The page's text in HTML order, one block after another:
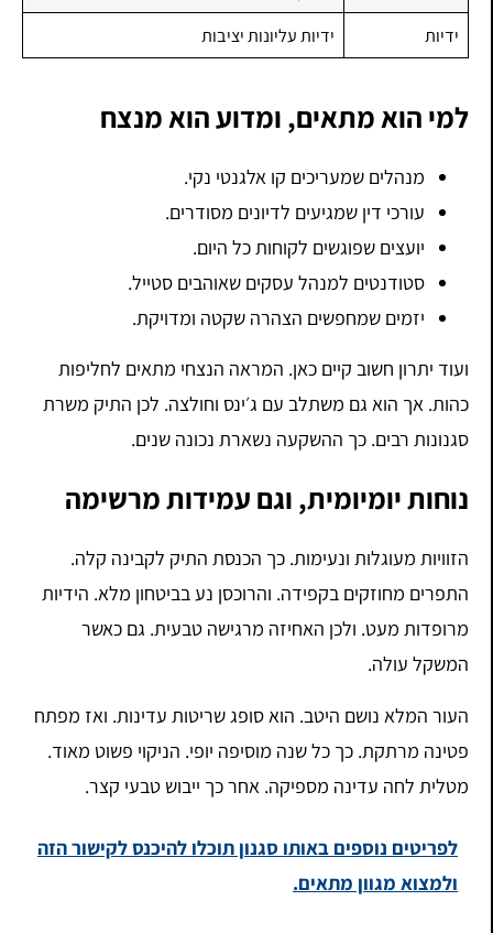
ידיות
ידיות עליונות יציבות
למי הוא מתאים, ומדוע הוא מנצח
מנהלים שמעריכים קו אלגנטי נקי.
עורכי דין שמגיעים לדיונים מסודרים.
יועצים שפוגשים לקוחות כל היום.
סטודנטים למנהל עסקים שאוהבים סטייל.
יזמים שמחפשים הצהרה שקטה ומדויקת.
ועוד יתרון חשוב קיים כאן. המראה הנצחי מתאים לחליפות
כהות. אך הוא גם משתלב עם ג׳ינס וחולצה. לכן התיק משרת
סגנונות רבים. כך ההשקעה נשארת נכונה שנים.
נוחות יומיומית, וגם עמידות מרשימה
הזוויות מעוגלות ונעימות. כך הכנסת התיק לקבינה קלה.
התפרים מחוזקים בקפידה. והרוכסן נע בביטחון מלא. הידיות
מרופדות מעט. ולכן האחיזה מרגישה טבעית. גם כאשר
המשקל עולה.
העור המלא נושם היטב. הוא סופג שריטות עדינות. ואז מפתח
פטינה מרתקת. כך כל שנה מוסיפה יופי. הניקוי פשוט מאוד.
מטלית לחה עדינה מספיקה. אחר כך ייבוש טבעי קצר.
לפריטים נוספים באותו סגנון תוכלו להיכנס לקישור הזה
ולמצוא מגוון מתאים.